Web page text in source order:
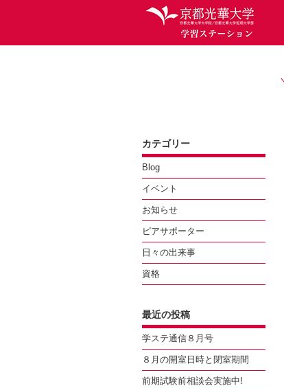
カテゴリー
Blog
イベント
お知らせ
ピアサポーター
日々の出来事
資格
最近の投稿
学ステ通信８月号
８月の開室日時と閉室期間
前期試験前相談会実施中!